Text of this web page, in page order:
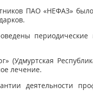
ПАО «НЕФАЗ»
(Удмуртская
лечение.
деятельности